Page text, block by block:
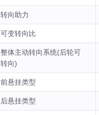
转向助力
可变转向比
整体主动转向系统(后轮可
转向)
前悬挂类型
后悬挂类型